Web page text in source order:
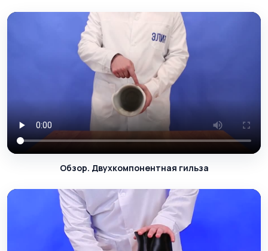
Обзор. Двухкомпонентная гильза